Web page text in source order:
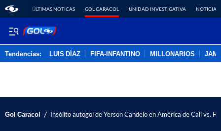
ÚLTIMAS NOTICAS GOL CARACOL UNIDAD INVESTIGATIVA NOTICIAS
Tendencias: LUIS DÍAZ FIFA-INFANTINO MILLONARIOS
Gol Caracol / Insólito autogol de Yerson Candelo en América de Cali vs.